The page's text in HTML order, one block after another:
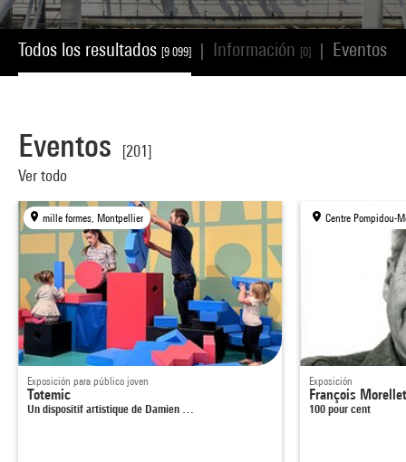
Todos los resultados [9 099] Información [0] Eventos
Eventos
[201]
Ver todo
mille formes, Montpellier
Exposición para público joven
Totemic
Un dispositif artistique de Damien …
Centre Pompidou-
Exposición
François
100 pour cent